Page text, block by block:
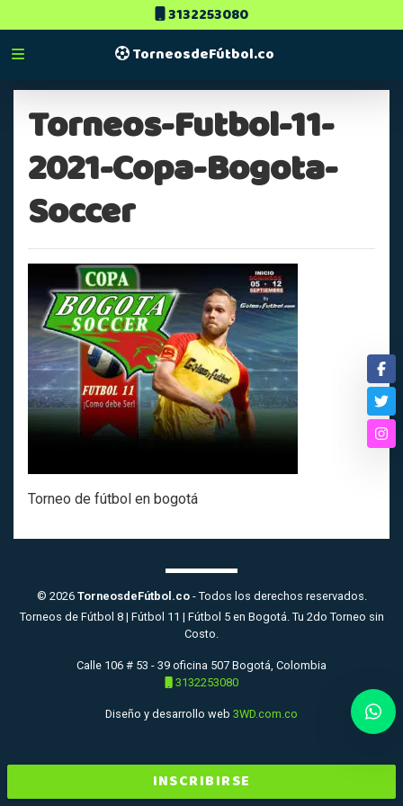
3132253080
TorneosdeFútbol.co
Torneos-Futbol-11-
2021-Copa-Bogota-
Soccer
Torneo de fútbol en bogotá
INSCRIBIRSE
© 2026 TorneosdeFútbol.co- Todos los derechos reservados.
Torneos de Fútbol 8 | Fútbol 11 | Fútbol 5 en Bogotá. Tu 2do Torneo sin
Costo.
Calle 106 # 53 - 39 oficina 507 Bogotá, Colombia
3132253080
Diseño y desarrollo web 3WD.com.co